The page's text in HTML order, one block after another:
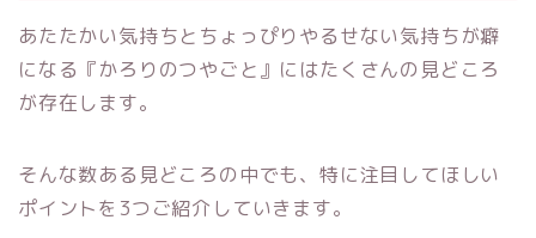
あたたかい気持ちとちょっぴりやるせない気持ちが癖
になる『かろりのつやごと』にはたくさんの見どころ
が存在します。
そんな数ある見どころの中でも、特に注目してほしい
ポイントを3つご紹介していきます。